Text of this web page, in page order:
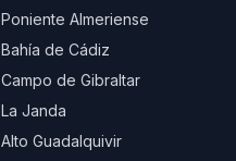
Poniente Almeriense
Bahía de Cádiz
Campo de Gibraltar
La Janda
Alto Guadalquivir